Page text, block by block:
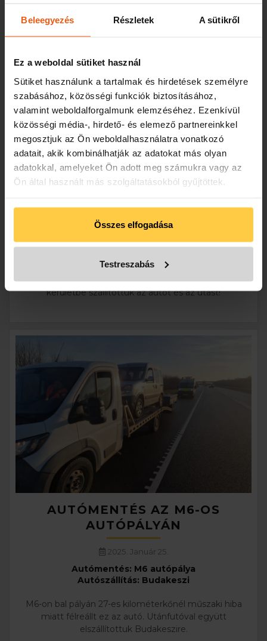
Beleegyezés Részletek A sütikről
Ez a weboldal sütiket használ
Sütiket használunk a tartalmak és hirdetések személyre
szabásához, közösségi funkciók biztosításához,
valamint weboldalforgalmunk elemzéséhez. Ezenkívül
közösségi média-, hirdető- és elemező partnereinkkel
megosztjuk az Ön weboldalhasználatra vonatkozó
adatait, akik kombinálhatják az adatokat más olyan
adatokkal, amelyeket Ön adott meg számukra vagy az
Ön által használt más szolgáltatásokból gyűjtöttek.
Összes elfogadása
Testreszabás
AUTÓMENTÉS AZ M3
AUTÓPÁLYÁN
Autószállítás: Budapest, 15. kerület
M3-as autópályán Mogyoródnál a bal pályán műszaki
hiba miatt autómentést rendeltek. Budapestre a 15.
kerületbe szállítottuk az autót és az utast!
AUTÓMENTÉS AZ M6-OS
AUTÓPÁLYÁN
2025. Január 25.
Autómentés: M6 autópálya
Autószállítás: Budakeszi
M6-on bal pályán 27-es kilométerkőnél műszaki hiba
miatt félreállt ez az autó. Utánfutóval együtt
elszállítottuk Budakeszire.